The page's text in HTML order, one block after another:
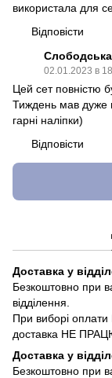
використала для
Відповісти
02.01.2023 в
Цей сет повністю
Тиждень мав дуже
гарні наліпки)
Відповісти
Доставка у
Безкоштовно при
відділення.
При виборі
доставка НЕ
Доставка у
Безкоштовно при